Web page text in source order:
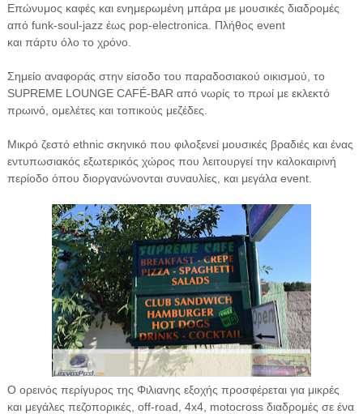
Επώνυμος καφές και ενημερωμένη μπάρα με μουσικές διαδρομές
από funk-soul-jazz έως pop-electronica. Πλήθος event
και πάρτυ όλο το χρόνο.
Σημείο αναφοράς στην είσοδο του παραδοσιακού οικισμού, το
SUPREME LOUNGE CAFÉ-BAR από νωρίς το πρωί με εκλεκτό
πρωινό, ομελέτες και τοπικούς μεζέδες.
Μικρό ζεστό ethnic σκηνικό που φιλοξενεί μουσικές βραδιές και ένας
εντυπωσιακός εξωτερικός χώρος που λειτουργεί την καλοκαιρινή
περίοδο όπου διοργανώνονται συναυλίες, και μεγάλα event.
Ο ορεινός περίγυρος της Φιλιανης εξοχής προσφέρεται για μικρές
και μεγάλες πεζοπορικές, off-road, 4x4, motocross διαδρομές σε ένα